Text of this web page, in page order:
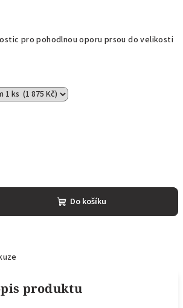
pro pohodlnou oporu prsou do velikosti
Do košíku
produktu